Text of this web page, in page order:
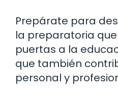
Prepárate para
la preparatoria
puertas a la
que también
personal y